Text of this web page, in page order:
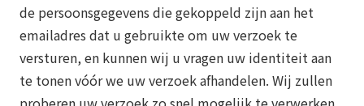
de persoonsgegevens die gekoppeld zijn aan het
emailadres dat u gebruikte om uw verzoek te
versturen, en kunnen wij u vragen uw identiteit aan
te tonen vóór we uw verzoek afhandelen. Wij zullen